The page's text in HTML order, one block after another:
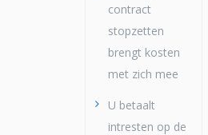
contract
stopzetten
brengt kosten
met zich mee
U betaalt
intresten op de